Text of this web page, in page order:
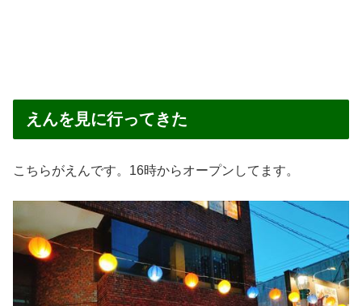
えんを見に行ってきた
こちらがえんです。16時からオープンしてます。